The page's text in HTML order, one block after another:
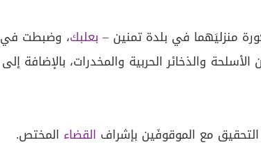
منزليَهما في بلدة تمنين – بعلبك، وضبطت في
والذخائر الحربية والمخدرات، بالإضافة إلى
مع الموقوفَين بإشراف القضاء المختص.